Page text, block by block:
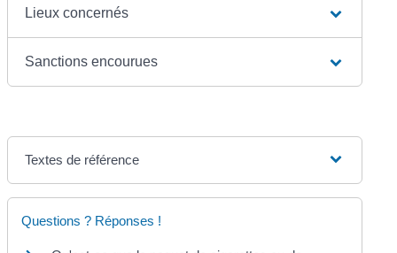
Lieux concernés
Sanctions encourues
Textes de référence
Questions ? Réponses !